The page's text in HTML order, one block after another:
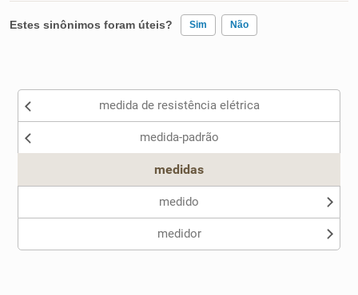
Estes sinônimos foram úteis? Sim Não
Nenhum dos sinônimos apresentados me ajudou
medida de resistência elétrica
medida-padrão
medidas
medido
medidor